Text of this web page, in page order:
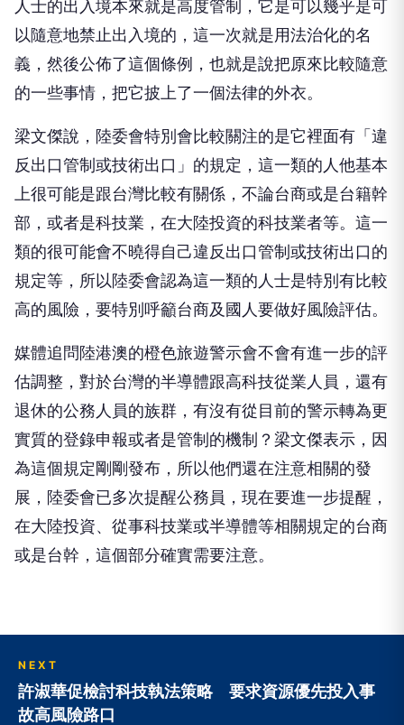
人士的出入境本來就是高度管制，它是可以幾乎是可
以隨意地禁止出入境的，這一次就是用法治化的名
義，然後公佈了這個條例，也就是說把原來比較隨意
的一些事情，把它披上了一個法律的外衣。
梁文傑說，陸委會特別會比較關注的是它裡面有「違
反出口管制或技術出口」的規定，這一類的人他基本
上很可能是跟台灣比較有關係，不論台商或是台籍幹
部，或者是科技業，在大陸投資的科技業者等。這一
類的很可能會不曉得自己違反出口管制或技術出口的
規定等，所以陸委會認為這一類的人士是特別有比較
高的風險，要特別呼籲台商及國人要做好風險評估。
媒體追問陸港澳的橙色旅遊警示會不會有進一步的評
估調整，對於台灣的半導體跟高科技從業人員，還有
退休的公務人員的族群，有沒有從目前的警示轉為更
實質的登錄申報或者是管制的機制？梁文傑表示，因
為這個規定剛剛發布，所以他們還在注意相關的發
展，陸委會已多次提醒公務員，現在要進一步提醒，
在大陸投資、從事科技業或半導體等相關規定的台商
或是台幹，這個部分確實需要注意。
NEXT
許淑華促檢討科技執法策略 要求資源優先投入事
故高風險路口